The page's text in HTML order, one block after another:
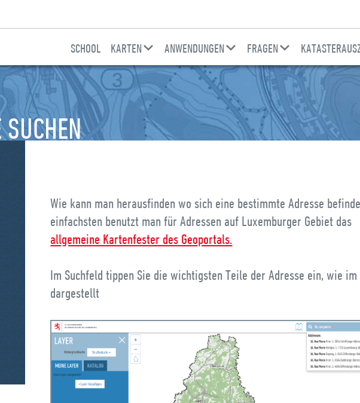
SCHOOL KARTEN ANWENDUNGEN FRAGEN
Wie kann man herausfinden wo sich eine bestimmte Adresse
einfachsten benutzt man für Adressen auf Luxemburger Gebiet das
allgemeine Kartenfester des Geoportals.
Im Suchfeld tippen Sie die wichtigsten Teile der Adresse ein, wie
dargestellt